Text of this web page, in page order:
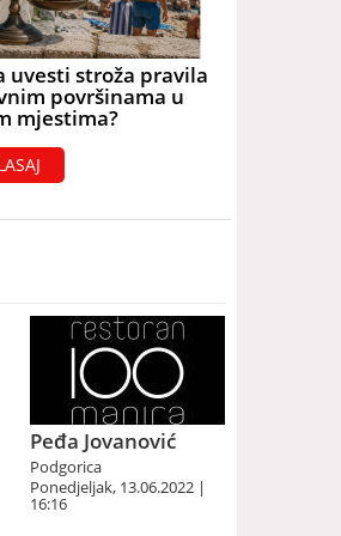
uvesti stroža pravila
površinama u
mjestima?
Peđa Jovanović
Podgorica
Ponedjeljak, 13.06.2022 |
16:16